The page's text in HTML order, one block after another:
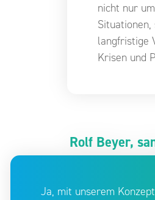
nicht nur
langfristige
Krisen und
Rolf Beyer,
Ja, mit unserem Konzept